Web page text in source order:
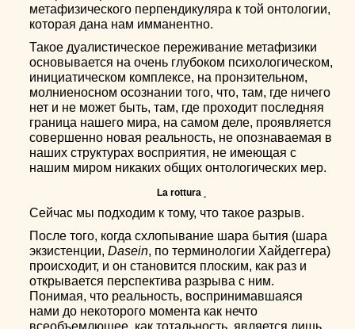
метафизического перпендикуляра к той онтологии,
которая дана нам имманентно.
Такое дуалистическое переживание метафизики
основывается на очень глубоком психологическом,
инициатическом комплексе, на пронзительном,
молниеносном осознании того, что, там, где ничего
нет и не может быть, там, где проходит последняя
граница нашего мира, на самом деле, проявляется
совершенно новая реальность, не опознаваемая в
наших структурах восприятия, не имеющая с
нашим миром никаких общих онтологических мер.
La rottura
Сейчас мы подходим к тому, что такое разрыв.
После того, когда схлопывание шара бытия (шара
экзистенции,Dasein, по терминологии Хайдеггера)
происходит, и он становится плоским, как раз и
открывается перспектива разрыва с ним.
Понимая, что реальность, воспринимавшаяся
нами до некоторого момента как нечто
всеобъемлющее, как тотальность, является лишь